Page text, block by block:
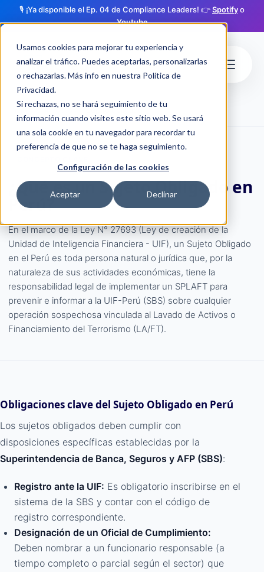
Usamos cookies para mejorar tu experiencia y
analizar el tráfico. Puedes aceptarlas, personalizarlas
o rechazarlas. Más info en nuestra Política de
Privacidad.
Si rechazas, no se hará seguimiento de tu
información cuando visites este sitio web. Se usará
una sola cookie en tu navegador para recordar tu
preferencia de que no se te haga seguimiento.
Configuración de las cookies
Aceptar Declinar
🎙️ ¡Ya disponible el Ep. 04 de Compliance Leaders! 👉Spotifyo
Youtube
Inicio chevron_rightConceptoschevron_rightSujeto obligado
¿Qué es un Sujeto Obligado en
Perú?
En el marco de la Ley N° 27693 (Ley de creación de la
Unidad de Inteligencia Financiera - UIF), un Sujeto Obligado
en el Perú es toda persona natural o jurídica que, por la
naturaleza de sus actividades económicas, tiene la
responsabilidad legal de implementar un SPLAFT para
prevenir e informar a la UIF-Perú (SBS) sobre cualquier
operación sospechosa vinculada al Lavado de Activos o
Financiamiento del Terrorismo (LA/FT).
Obligaciones clave del Sujeto Obligado en Perú
Los sujetos obligados deben cumplir con
disposiciones específicas establecidas por la
Superintendencia de Banca, Seguros y AFP (SBS):
Registro ante la UIF: Es obligatorio inscribirse en el
sistema de la SBS y contar con el código de
registro correspondiente.
Designación de un Oficial de Cumplimiento:
Deben nombrar a un funcionario responsable (a
tiempo completo o parcial según el sector) que